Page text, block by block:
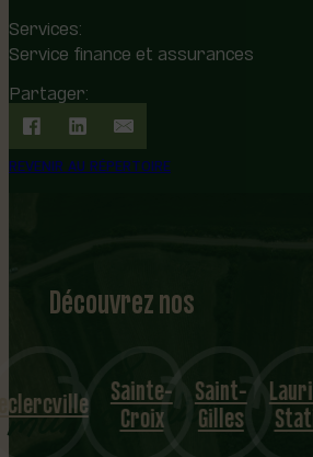
Services:
Service finance et assurances
Partager:
REVENIR AU RÉPERTOIRE
Découvrez nos
1
8
mu
nicipalités
Sainte-
Croix
Saint-
Gilles
Laurier-
Station